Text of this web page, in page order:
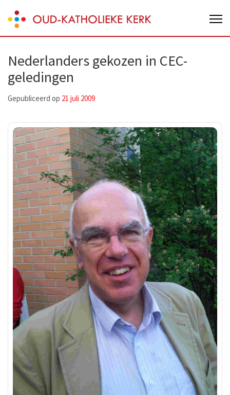
to
content
Enter)
Oud-Katholieke Kerk van Nederland
Nederlanders gekozen in CEC-
geledingen
Gepubliceerd op 21 juli 2009